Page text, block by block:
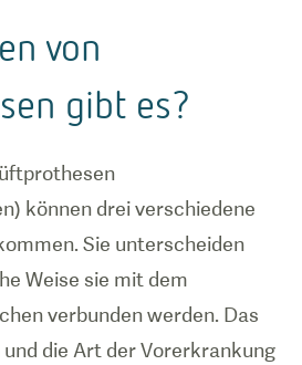
von
gibt es?
können drei verschiedene
Sie unterscheiden
Weise sie mit dem
verbunden werden. Das
die Art der Vorerkrankung